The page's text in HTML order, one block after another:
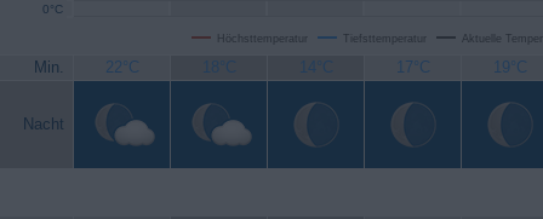
Höchsttemperatur Tiefsttemperatur Aktuelle
0°C
Min. 22°C 18°C 14°C 17°C 19°C
Nacht